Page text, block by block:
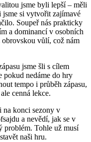
jsme byli lepší – měli
jsme si vytvořit zajímavé
Soupeř nás prakticky
a dominancí v osobních
obrovskou vůlí, což nám
jsme šli s cílem
pokud nedáme do hry
tempo i průběh zápasu,
cenná lekce.
na konci sezony v
a nevědí, jak se v
problém. Tohle už musí
naši hru.